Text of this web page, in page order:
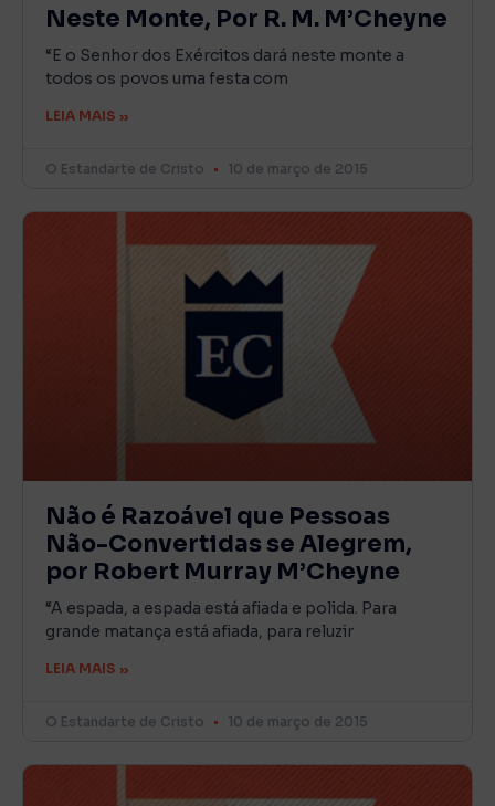
Neste Monte, Por R. M. M’Cheyne
“E o Senhor dos Exércitos dará neste monte a
todos os povos uma festa com
LEIA MAIS »
O Estandarte de Cristo 10 de março de 2015
Não é Razoável que Pessoas
Não-Convertidas se Alegrem,
por Robert Murray M’Cheyne
“A espada, a espada está afiada e polida. Para
grande matança está afiada, para reluzir
LEIA MAIS »
O Estandarte de Cristo 10 de março de 2015